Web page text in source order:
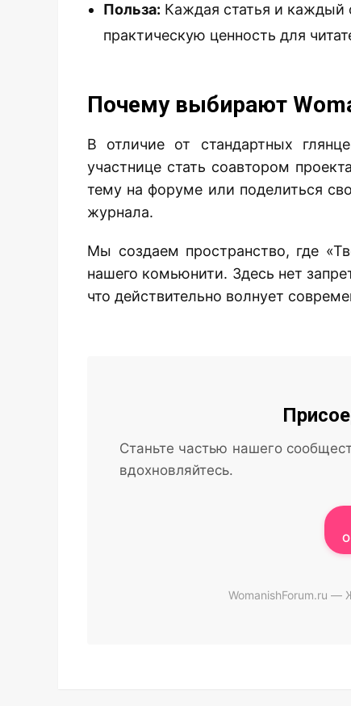
Польза: Каждая статья и каждый
практическую ценность для
Почему выбирают
В отличие от стандартных
участнице стать соавтором
тему на форуме или поделиться
журнала.
Мы создаем пространство, где
нашего комьюнити. Здесь нет
что действительно волнует
Станьте частью нашего
вдохновляйтесь.
WomanishForum.ru —